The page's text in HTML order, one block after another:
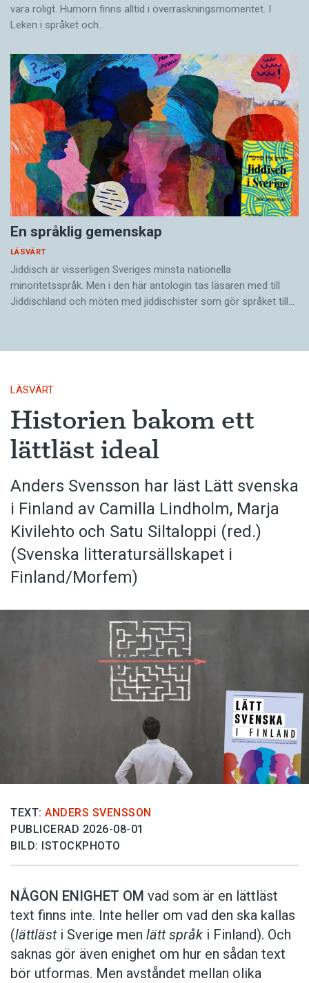
vara roligt. Humorn finns alltid i överrask­ningsmomentet. I
Leken i språket och…
En språklig gemenskap
LÄSVÄRT
Jiddisch är visserligen Sveriges minsta nationella
minoritetsspråk. Men i den här antologin tas läsaren med till
Jiddischland och möten med jiddischister som gör språket till…
LÄSVÄRT
Historien bakom ett
lättläst ideal
Anders Svensson har läst Lätt svenska
i Finland av Camilla Lindholm, Marja
Kivilehto och Satu Siltaloppi (red.)
(Svenska litteratur­sällskapet i
Finland/Morfem)
TEXT: ANDERS SVENSSON
PUBLICERAD 2026-08-01
BILD: ISTOCKPHOTO
NÅGON ENIGHET OM vad som är en lättläst
text finns inte. Inte heller om vad den ska kallas
(lättlästi Sverige men lätt språk i Finland). Och
saknas gör även enighet om hur en sådan text
bör utformas. Men avståndet mellan olika